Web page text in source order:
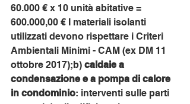
60.000 € x 10 unità abitative =
600.000,00 € I materiali isolanti
utilizzati devono rispettare i Criteri
Ambientali Minimi - CAM (ex DM 11
ottobre 2017);b) caldaie a
condensazione e a pompa di calore
in condominio: interventi sulle parti